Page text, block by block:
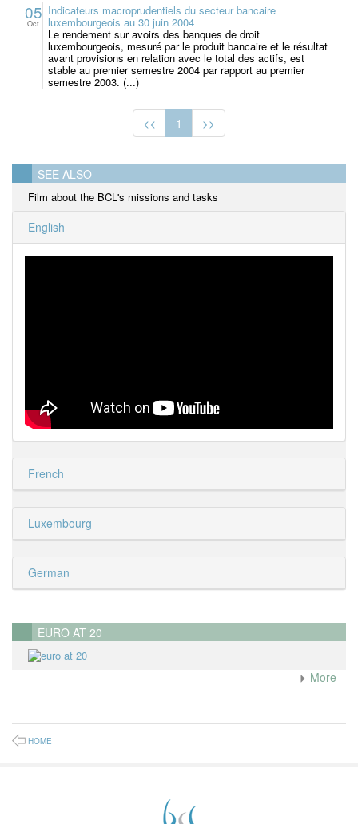
05
Oct
Indicateurs macroprudentiels du secteur bancaire
luxembourgeois au 30 juin 2004
Le rendement sur avoirs des banques de droit
luxembourgeois, mesuré par le produit bancaire et le résultat
avant provisions en relation avec le total des actifs, est
stable au premier semestre 2004 par rapport au premier
semestre 2003. (...)
<< 1 >>
SEE ALSO
Film about the BCL's missions and tasks
English
French
Luxembourg
German
EURO AT 20
More
HOME